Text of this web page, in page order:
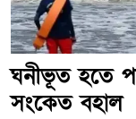
ঘনীভূত হতে
সংকেত বহাল